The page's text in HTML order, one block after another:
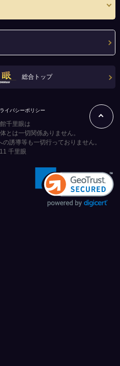
総合トップ
イバシーポリシー
千里眼は
とは一切関係ありません。
誘導等も一切行っておりません。
千里眼